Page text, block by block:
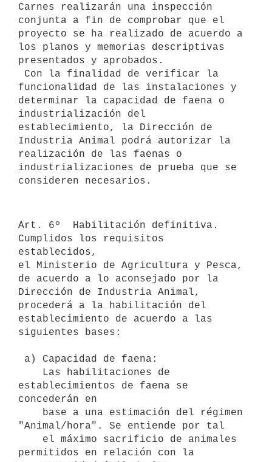
Carnes realizarán una inspección
conjunta a fin de comprobar que el
proyecto se ha realizado de acuerdo a
los planos y memorias descriptivas
presentados y aprobados.
funcionalidad de las instalaciones y
determinar la capacidad de faena o
industrialización del
establecimiento, la Dirección de
Industria Animal podrá autorizar la
realización de las faenas o
industrializaciones de prueba que se
consideren necesarios.
Art. 6º  Habilitación definitiva.
Cumplidos los requisitos
establecidos,
el Ministerio de Agricultura y Pesca,
de acuerdo a lo aconsejado por la
Dirección de Industria Animal,
procederá a la habilitación del
establecimiento de acuerdo a las
siguientes bases:
establecimientos de faena se
concederán en
"Animal/hora". Se entiende por tal
permitidos en relación con la